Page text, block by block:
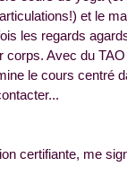
et le
les regards
Avec du
le cours centré
certifiante, me